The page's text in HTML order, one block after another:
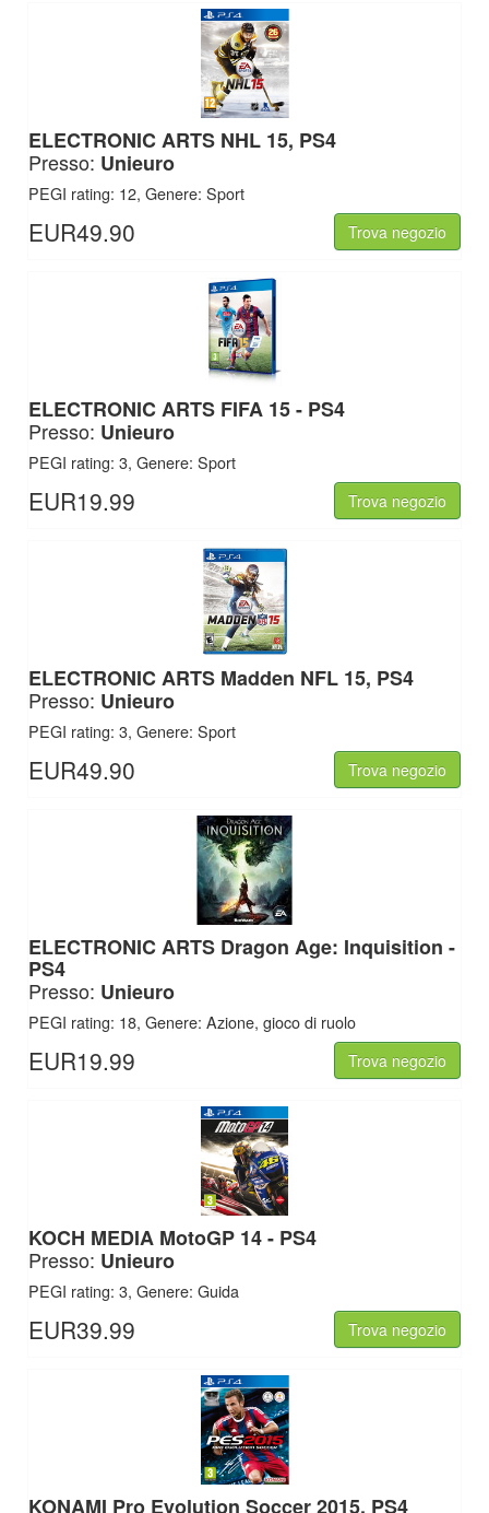
ELECTRONIC ARTS NHL 15, PS4
Presso: Unieuro
PEGI rating: 12, Genere: Sport
EUR49.90 Trova negozio
ELECTRONIC ARTS FIFA 15 - PS4
Presso: Unieuro
PEGI rating: 3, Genere: Sport
EUR19.99 Trova negozio
ELECTRONIC ARTS Madden NFL 15, PS4
Presso: Unieuro
PEGI rating: 3, Genere: Sport
EUR49.90 Trova negozio
ELECTRONIC ARTS Dragon Age: Inquisition -
PS4
Presso: Unieuro
PEGI rating: 18, Genere: Azione, gioco di ruolo
EUR19.99 Trova negozio
KOCH MEDIA MotoGP 14 - PS4
Presso: Unieuro
PEGI rating: 3, Genere: Guida
EUR39.99 Trova negozio
KONAMI Pro Evolution Soccer 2015, PS4